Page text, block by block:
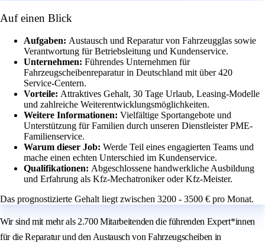
Auf einen Blick
Aufgaben: Austausch und Reparatur von Fahrzeugglas sowie
Verantwortung für Betriebsleitung und Kundenservice.
Unternehmen: Führendes Unternehmen für
Fahrzeugscheibenreparatur in Deutschland mit über 420
Service-Centern.
Vorteile: Attraktives Gehalt, 30 Tage Urlaub, Leasing-Modelle
und zahlreiche Weiterentwicklungsmöglichkeiten.
Weitere Informationen: Vielfältige Sportangebote und
Unterstützung für Familien durch unseren Dienstleister PME-
Familienservice.
Warum dieser Job: Werde Teil eines engagierten Teams und
mache einen echten Unterschied im Kundenservice.
Qualifikationen: Abgeschlossene handwerkliche Ausbildung
und Erfahrung als Kfz-Mechatroniker oder Kfz-Meister.
Das prognostizierte Gehalt liegt zwischen 3200 - 3500 € pro Monat.
Wir sind mit mehr als 2.700 Mitarbeitenden die führenden Expert*innen
für die Reparatur und den Austausch von Fahrzeugscheiben in